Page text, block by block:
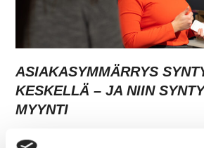
ASIAKASYMMÄRRYS
KESKELLÄ – JA NIIN
MYYNTI